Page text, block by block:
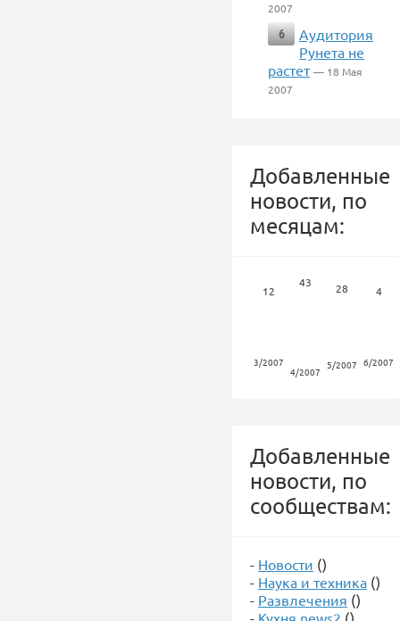
2007
6
Аудитория
Рунета не
растет — 18 Мая
2007
Добавленные
новости, по
месяцам:
12
3/2007
43
4/2007
28
5/2007
4
6/2007
Добавленные
новости, по
сообществам:
- Новости ()
- Наука и техника ()
- Развлечения ()
- Кухня news2 ()